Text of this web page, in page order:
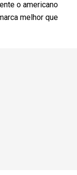
o americano
melhor que